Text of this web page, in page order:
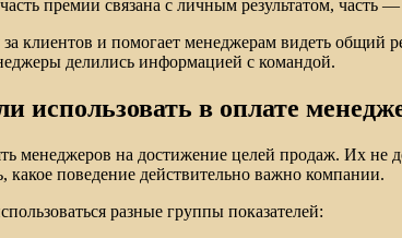
премии связана с личным результатом, часть
клиентов и помогает менеджерам видеть общий
делились информацией с командой.
использовать в оплате
менеджеров на достижение целей продаж. Их не
какое поведение действительно важно компании.
разные группы показателей: